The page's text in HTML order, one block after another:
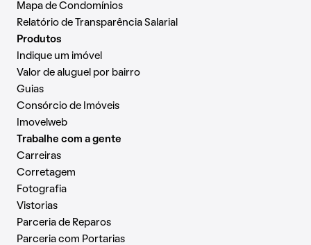
Mapa de Condomínios
Relatório de Transparência Salarial
Produtos
Indique um imóvel
Valor de aluguel por bairro
Guias
Consórcio de Imóveis
Imovelweb
Trabalhe com a gente
Carreiras
Corretagem
Fotografia
Vistorias
Parceria de Reparos
Parceria com Portarias